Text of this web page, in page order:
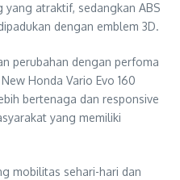
atraktif, sedangkan ABS
dengan emblem 3D.
perubahan dengan perfoma
Honda Vario Evo 160
bertenaga dan responsive
yang memiliki
mobilitas sehari-hari dan